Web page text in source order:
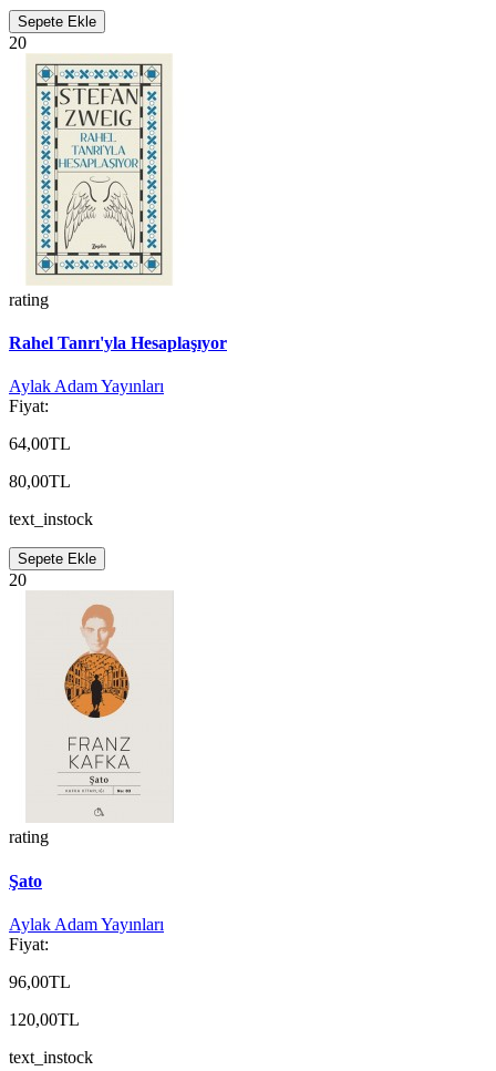
Sepete Ekle
20
rating
Rahel Tanrı'yla Hesaplaşıyor
Aylak Adam Yayınları
Fiyat:
64,00TL
80,00TL
text_instock
Sepete Ekle
20
rating
Şato
Aylak Adam Yayınları
Fiyat:
96,00TL
120,00TL
text_instock